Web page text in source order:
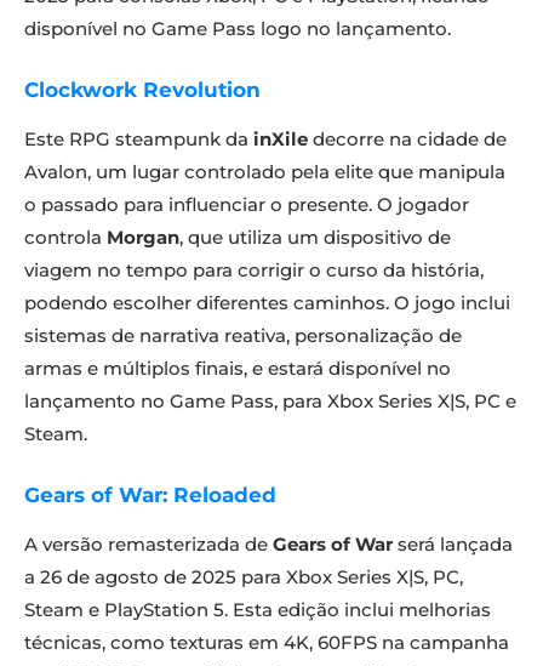
disponível no Game Pass logo no lançamento.
Clockwork Revolution
Este RPG steampunk da inXile decorre na cidade de
Avalon, um lugar controlado pela elite que manipula
o passado para influenciar o presente. O jogador
controla Morgan, que utiliza um dispositivo de
viagem no tempo para corrigir o curso da história,
podendo escolher diferentes caminhos. O jogo inclui
sistemas de narrativa reativa, personalização de
armas e múltiplos finais, e estará disponível no
lançamento no Game Pass, para Xbox Series X|S, PC e
Steam.
Gears of War: Reloaded
A versão remasterizada de Gears of War será lançada
a 26 de agosto de 2025 para Xbox Series X|S, PC,
Steam e PlayStation 5. Esta edição inclui melhorias
técnicas, como texturas em 4K, 60FPS na campanha